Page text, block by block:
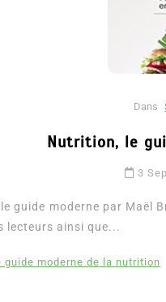
Dans
Nutrition, le
3
guide moderne par Maël
lecteurs ainsi que...
guide moderne de la nutrition
Romance
Romances –
2026
6 Juil 2026 0
littérature sentimentale